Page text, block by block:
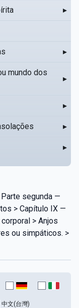
▸
▸
mundo dos
▸
▸
▸
▸
segunda —
> Capítulo IX —
> Anjos
ou simpáticos. >
中文(台灣)